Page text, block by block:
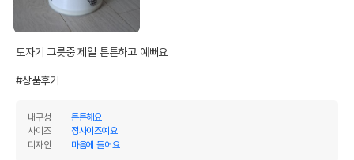
도자기 그릇중 제일 튼튼하고 예뻐요
#상품후기
내구성
튼튼해요
사이즈
정사이즈예요
디자인
마음에 들어요